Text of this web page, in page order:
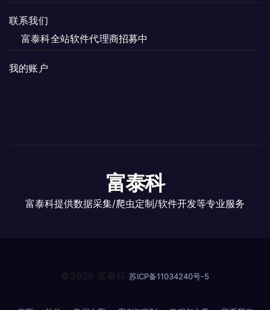
联系我们
富泰科全站软件代理商招募中
我的账户
富泰科
富泰科提供数据采集/爬虫定制/软件开发等专业服务
©2026 富泰科 苏ICP备11034240号-5